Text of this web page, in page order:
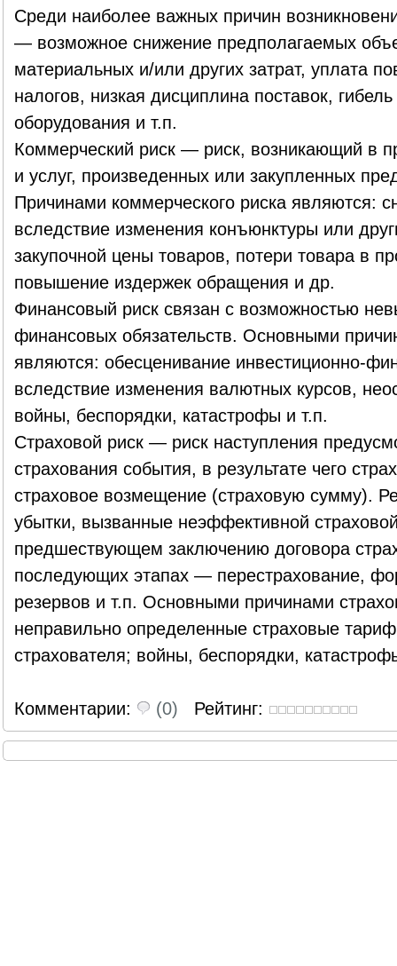
Среди наиболее важных причин
— возможное снижение предполагаемых
материальных и/или других затрат, уплата
налогов, низкая дисциплина поставок,
оборудования и т.п.
Коммерческий риск — риск, возникающий в
и услуг, произведенных или закупленных
Причинами коммерческого риска являются:
вследствие изменения конъюнктуры или
закупочной цены товаров, потери товара в
повышение издержек обращения и др.
Финансовый риск связан с возможностью
финансовых обязательств. Основными
являются: обесценивание инвестиционно-
вследствие изменения валютных курсов,
войны, беспорядки, катастрофы и т.п.
Страховой риск — риск наступления
страхования события, в результате чего
страховое возмещение (страховую сумму).
убытки, вызванные неэффективной
предшествующем заключению договора
последующих этапах — перестрахование,
резервов и т.п. Основными причинами
неправильно определенные страховые
страхователя; войны, беспорядки,
Комментарии: (0) Рейтинг: